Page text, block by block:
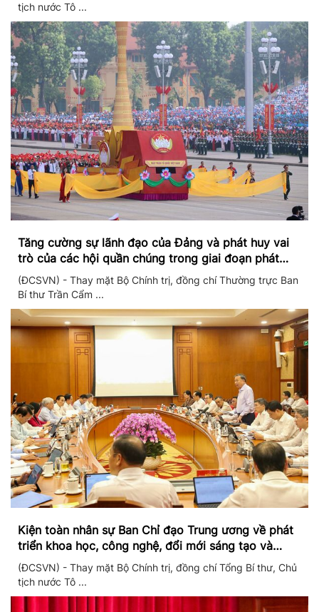
tịch nước Tô ...
Tăng cường sự lãnh đạo của Đảng và phát huy vai
trò của các hội quần chúng trong giai đoạn phát
triển mới
(ĐCSVN) - Thay mặt Bộ Chính trị, đồng chí Thường trực Ban
Bí thư Trần Cẩm ...
Kiện toàn nhân sự Ban Chỉ đạo Trung ương về phát
triển khoa học, công nghệ, đổi mới sáng tạo và
chuyển đổi số
(ĐCSVN) - Thay mặt Bộ Chính trị, đồng chí Tổng Bí thư, Chủ
tịch nước Tô ...